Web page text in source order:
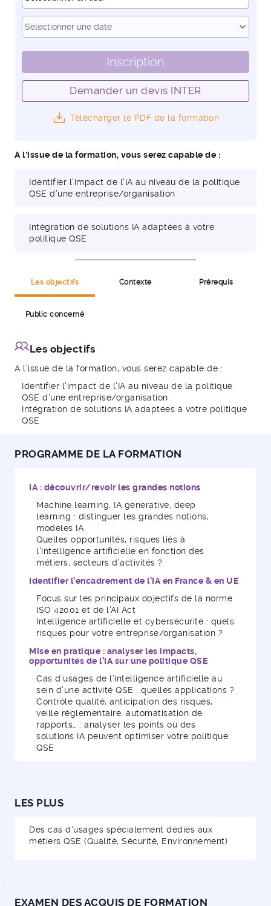
Sélectionner une date
expand_more
Inscription
Demander un devis INTER
Télécharger le PDF de la formation
A l'issue de la formation, vous serez capable de :
Identifier l’impact de l’IA au niveau de la politique
QSE d’une entreprise/organisation
Intégration de solutions IA adaptées à votre
politique QSE
Les objectifs Contexte Prérequis
Public concerné
Les objectifs
A l'issue de la formation, vous serez capable de :
Identifier l’impact de l’IA au niveau de la politique
QSE d’une entreprise/organisation
Intégration de solutions IA adaptées à votre politique
QSE
PROGRAMME DE LA FORMATION
IA : découvrir/revoir les grandes notions
Machine learning, IA générative, deep
learning : distinguer les grandes notions,
modèles IA
Quelles opportunités, risques liés à
l’intelligence artificielle en fonction des
métiers, secteurs d’activités ?
Identifier l’encadrement de l’IA en France & en UE
Focus sur les principaux objectifs de la norme
ISO 42001 et de l’AI Act
Intelligence artificielle et cybersécurité : quels
risques pour votre entreprise/organisation ?
Mise en pratique : analyser les impacts,
opportunités de l’IA sur une politique QSE
Cas d’usages de l’intelligence artificielle au
sein d’une activité QSE : quelles applications ?
Contrôle qualité, anticipation des risques,
veille réglementaire, automatisation de
rapports… : analyser les points où des
solutions IA peuvent optimiser votre politique
QSE
LES PLUS
Des cas d'usages spécialement dédiés aux
métiers QSE (Qualité, Sécurité, Environnement)
EXAMEN DES ACQUIS DE FORMATION